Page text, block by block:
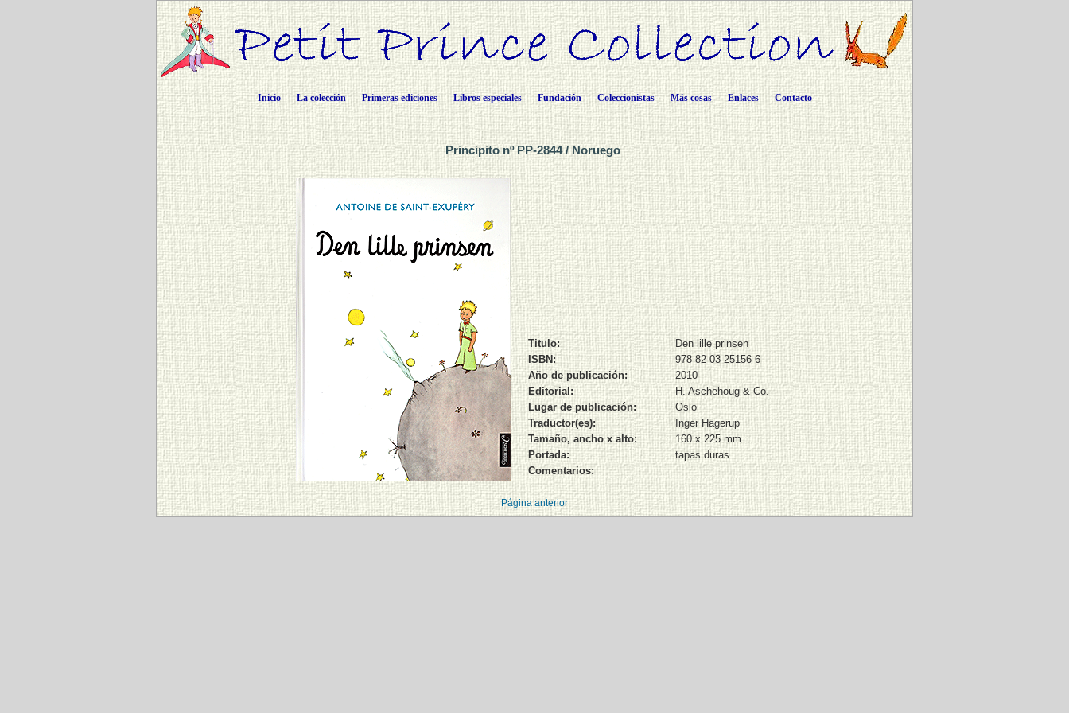
Inicio La colección Primeras ediciones Libros especiales Fundación Coleccionistas Más cosas Enlaces Contacto
Principito nº PP-2844 / Noruego
Titulo:
Den lille prinsen
ISBN:
978-82-03-25156-6
Año de publicación:
2010
Editorial:
H. Aschehoug & Co.
Lugar de publicación:
Oslo
Traductor(es):
Inger Hagerup
Tamaño, ancho x alto:
160 x 225 mm
Portada:
tapas duras
Comentarios:
Página anterior